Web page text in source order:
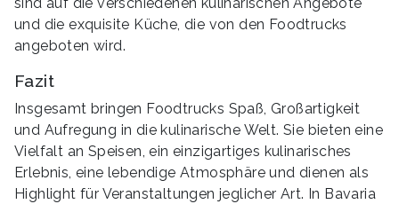
und die exquisite Küche, die von den Foodtrucks
angeboten wird.
Fazit
Insgesamt bringen Foodtrucks Spaß, Großartigkeit
und Aufregung in die kulinarische Welt. Sie bieten eine
Vielfalt an Speisen, ein einzigartiges kulinarisches
Erlebnis, eine lebendige Atmosphäre und dienen als
Highlight für Veranstaltungen jeglicher Art. In Bavaria